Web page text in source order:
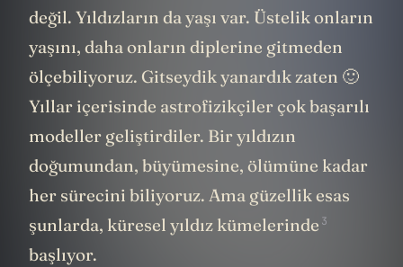
değil. Yıldızların da yaşı var. Üstelik onların
yaşını, daha onların diplerine gitmeden
ölçebiliyoruz. Gitseydik yanardık zaten 🙂
Yıllar içerisinde astrofizikçiler çok başarılı
modeller geliştirdiler. Bir yıldızın
doğumundan, büyümesine, ölümüne kadar
her sürecini biliyoruz. Ama güzellik esas
şunlarda, küresel yıldız kümelerinde 3
başlıyor.